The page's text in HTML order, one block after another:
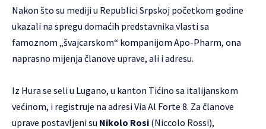
Nakon što su mediji u Republici Srpskoj početkom godine
ukazali na spregu domaćih predstavnika vlasti sa
famoznom „švajcarskom“ kompanijom Apo-Pharm, ona
naprasno mijenja članove uprave, ali i adresu.
Iz Hura se seli u Lugano, u kanton Tićino sa italijanskom
većinom, i registruje na adresi Via Al Forte 8. Za članove
uprave postavljeni su Nikolo Rosi (Niccolo Rossi),